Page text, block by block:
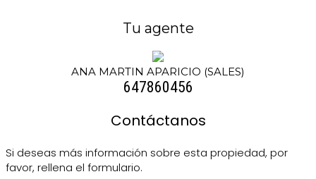
Tu agente
ANA MARTIN APARICIO (SALES)
647860456
Contáctanos
Si deseas más información sobre esta propiedad, por
favor, rellena el formulario.